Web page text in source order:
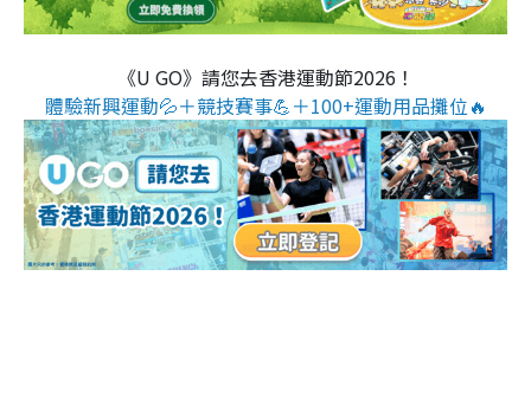
《U GO》請您去香港運動節2026！
體驗新興運動💦＋競技賽事💪＋100+運動用品攤位🔥